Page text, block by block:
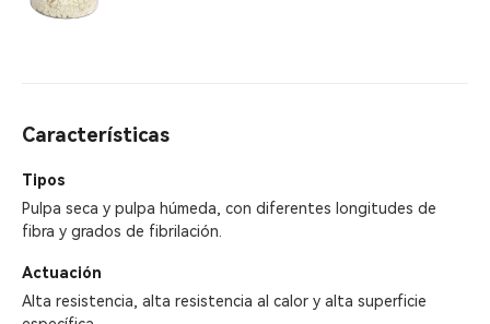
Características
Tipos
Pulpa seca y pulpa húmeda, con diferentes longitudes de
fibra y grados de fibrilación.
Actuación
Alta resistencia, alta resistencia al calor y alta superficie